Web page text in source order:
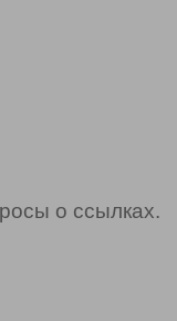
о ссылках.